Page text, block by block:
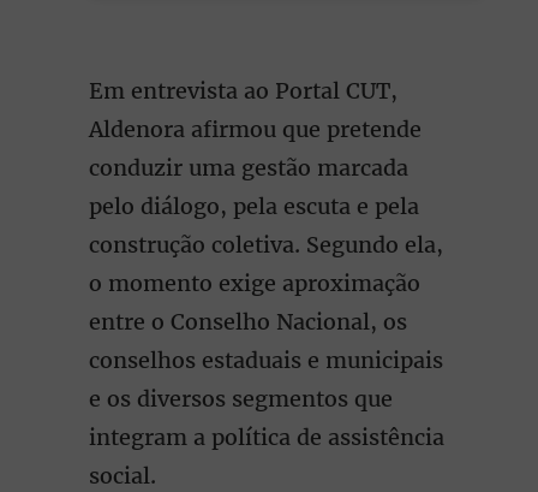
Em entrevista ao Portal CUT,
Aldenora afirmou que pretende
conduzir uma gestão marcada
pelo diálogo, pela escuta e pela
construção coletiva. Segundo ela,
o momento exige aproximação
entre o Conselho Nacional, os
conselhos estaduais e municipais
e os diversos segmentos que
integram a política de assistência
social.